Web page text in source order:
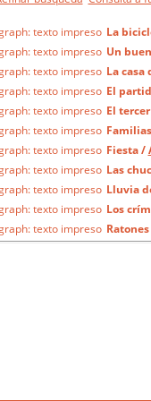
La
Un
La casa
El
El
Fiesta/
Las
Lluvia
Los